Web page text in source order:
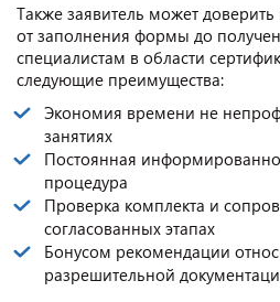
Также заявитель может
от заполнения формы до
специалистам в области
следующие преимущества:
Экономия времени не
занятиях
Постоянная
процедура
Проверка комплекта и
согласованных этапах
Бонусом рекомендации
разрешительной